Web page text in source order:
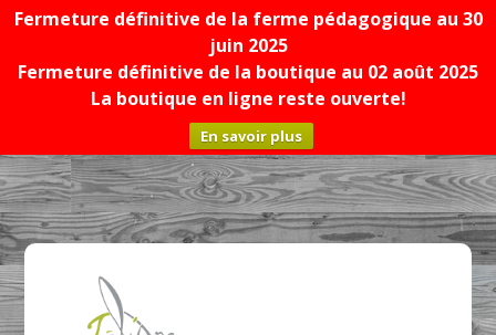
Fermeture définitive de la ferme pédagogique au 30
juin 2025
Fermeture définitive de la boutique au 02 août 2025
La boutique en ligne reste ouverte!
En savoir plus